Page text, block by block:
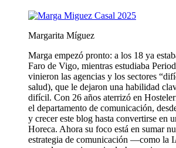
Margarita Míguez
Marga empezó pronto: a los 18 ya
Faro de Vigo, mientras estudiaba
vinieron las agencias y los sectores
salud), que le dejaron una habilidad
difícil. Con 26 años aterrizó en
el departamento de comunicación,
y crecer este blog hasta convertirse en
Horeca. Ahora su foco está en sumar
estrategia de comunicación —como la